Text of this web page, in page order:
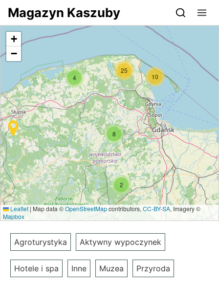
Przejdź do serwisu magazynkaszuby.pl
Magazyn Kaszuby
2
8
10
25
4
+
−
Leaflet | Map data ©OpenStreetMapcontributors, CC-BY-SA, Imagery ©
Mapbox
Agroturystyka Aktywny wypoczynek
Hotele i spa Inne Muzea Przyroda